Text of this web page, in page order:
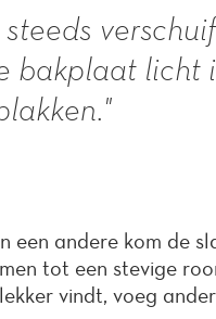
bakplaat licht
een andere kom de
tot een stevige
vindt, voeg